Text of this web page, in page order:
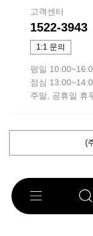
고객센터
1522-3943
1:1 문의
평일
점심
주말, 공휴일 휴
(